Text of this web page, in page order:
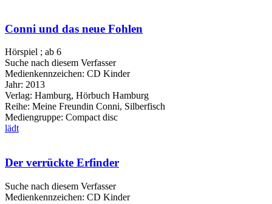
Conni und das neue Fohlen
Hörspiel ; ab 6
Suche nach diesem Verfasser
Medienkennzeichen: CD Kinder
Jahr: 2013
Verlag: Hamburg, Hörbuch Hamburg
Reihe: Meine Freundin Conni, Silberfisch
Mediengruppe: Compact disc
lädt
Der verrückte Erfinder
Suche nach diesem Verfasser
Medienkennzeichen: CD Kinder